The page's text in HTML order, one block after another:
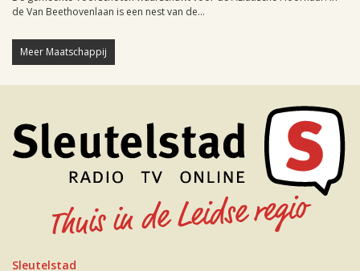
de Van Beethovenlaan is een nest van de...
Meer Maatschappij
Sleutelstad